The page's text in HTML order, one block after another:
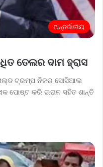
ଅନ୍ତର୍ଜାତୀୟ
ତେଲର ଦାମ ହ୍ରାସ
ଟ୍ରମ୍ପ ନିଜର ସୋସିଆଲ
ପୋଷ୍ଟ କରି ଇରାନ ସହିତ ଶାନ୍ତି